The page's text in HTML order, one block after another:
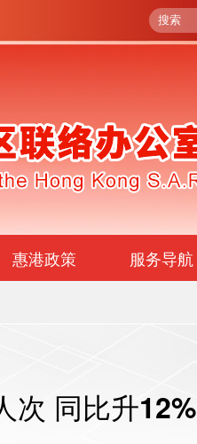
惠港政策 服务导航
次 同比升12%